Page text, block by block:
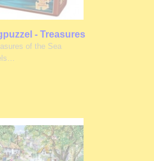
- Treasures
of the Sea